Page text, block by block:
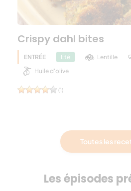
Crispy dahl bites
ENTRÉE Eté Lentille
Huile d'olive
(1)
Toutes les
Les épisodes